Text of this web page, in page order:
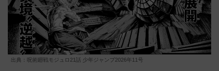
出典：呪術廻戦モジュロ21話 少年ジャンプ2026年11号